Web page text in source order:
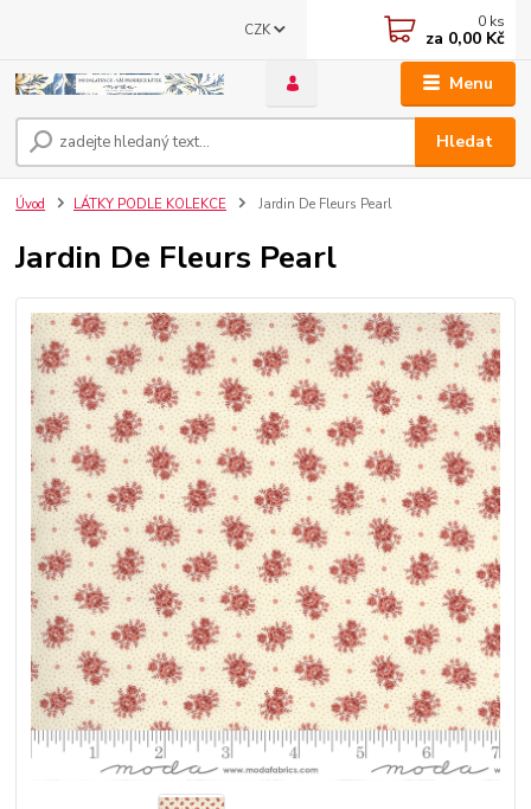
Menu
CZK
Hledat
0 ks
za 0,00 Kč
Úvod LÁTKY PODLE KOLEKCE Jardin De Fleurs Pearl
Jardin De Fleurs Pearl